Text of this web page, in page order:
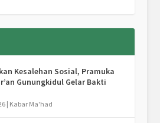
Kesalehan Sosial, Pramuka
Gunungkidul Gelar Bakti
| Kabar Ma'had